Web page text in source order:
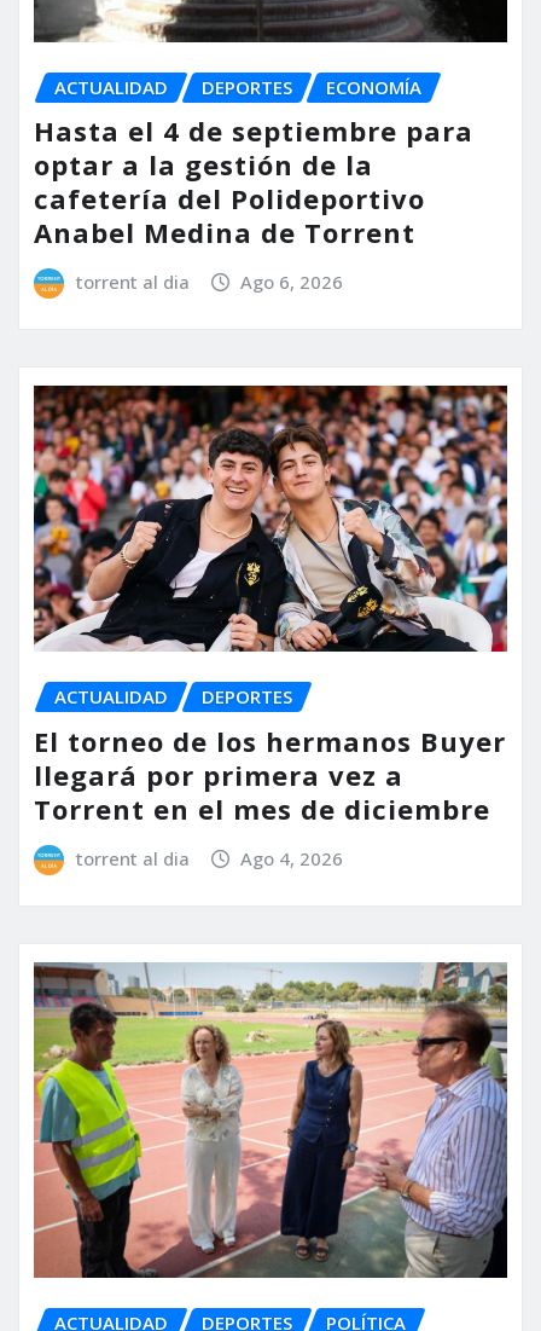
ACTUALIDAD DEPORTES ECONOMÍA
Hasta el 4 de septiembre para
optar a la gestión de la
cafetería del Polideportivo
Anabel Medina de Torrent
torrent al dia Ago 6, 2026
ACTUALIDAD DEPORTES
El torneo de los hermanos Buyer
llegará por primera vez a
Torrent en el mes de diciembre
torrent al dia Ago 4, 2026
ACTUALIDAD DEPORTES POLÍTICA